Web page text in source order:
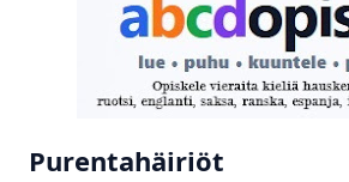
Purentahäiriöt